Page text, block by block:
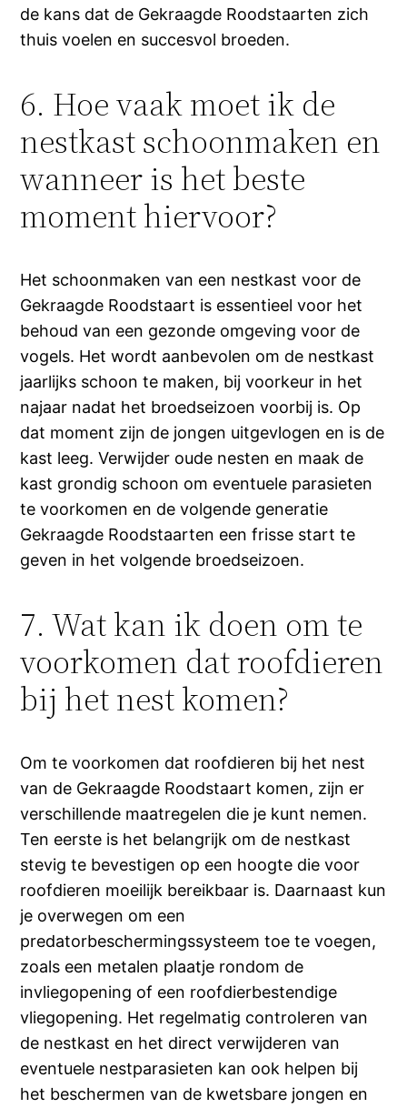
de kans dat de Gekraagde Roodstaarten zich
thuis voelen en succesvol broeden.
6. Hoe vaak moet ik de
nestkast schoonmaken en
wanneer is het beste
moment hiervoor?
Het schoonmaken van een nestkast voor de
Gekraagde Roodstaart is essentieel voor het
behoud van een gezonde omgeving voor de
vogels. Het wordt aanbevolen om de nestkast
jaarlijks schoon te maken, bij voorkeur in het
najaar nadat het broedseizoen voorbij is. Op
dat moment zijn de jongen uitgevlogen en is de
kast leeg. Verwijder oude nesten en maak de
kast grondig schoon om eventuele parasieten
te voorkomen en de volgende generatie
Gekraagde Roodstaarten een frisse start te
geven in het volgende broedseizoen.
7. Wat kan ik doen om te
voorkomen dat roofdieren
bij het nest komen?
Om te voorkomen dat roofdieren bij het nest
van de Gekraagde Roodstaart komen, zijn er
verschillende maatregelen die je kunt nemen.
Ten eerste is het belangrijk om de nestkast
stevig te bevestigen op een hoogte die voor
roofdieren moeilijk bereikbaar is. Daarnaast kun
je overwegen om een
predatorbeschermingssysteem toe te voegen,
zoals een metalen plaatje rondom de
invliegopening of een roofdierbestendige
vliegopening. Het regelmatig controleren van
de nestkast en het direct verwijderen van
eventuele nestparasieten kan ook helpen bij
het beschermen van de kwetsbare jongen en